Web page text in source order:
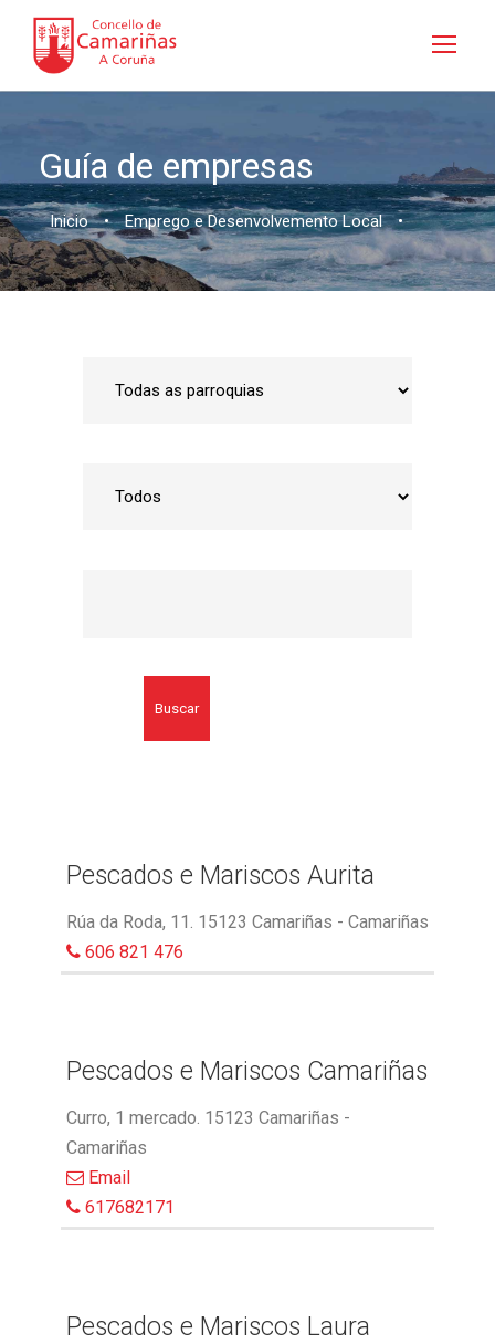
Guía de empresas
Inicio • Emprego e Desenvolvemento Local •
Buscar
Pescados e Mariscos Aurita
Rúa da Roda, 11. 15123 Camariñas - Camariñas
606 821 476
Pescados e Mariscos Camariñas
Curro, 1 mercado. 15123 Camariñas -
Camariñas
Email
617682171
Pescados e Mariscos Laura